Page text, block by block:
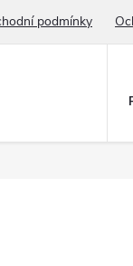
podmínky